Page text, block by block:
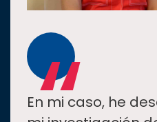
En mi caso, he